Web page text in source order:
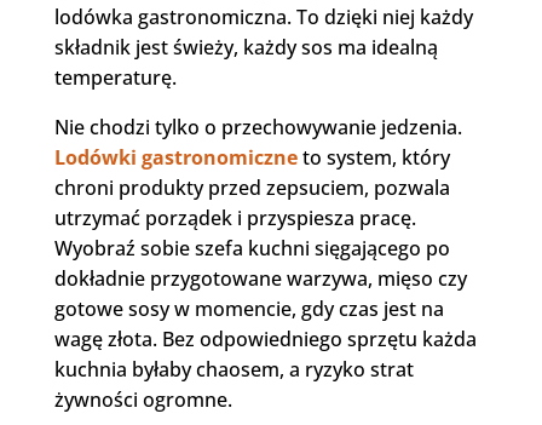
lodówka gastronomiczna. To dzięki niej każdy
składnik jest świeży, każdy sos ma idealną
temperaturę.
Nie chodzi tylko o przechowywanie jedzenia.
Lodówki gastronomiczneto system, który
chroni produkty przed zepsuciem, pozwala
utrzymać porządek i przyspiesza pracę.
Wyobraź sobie szefa kuchni sięgającego po
dokładnie przygotowane warzywa, mięso czy
gotowe sosy w momencie, gdy czas jest na
wagę złota. Bez odpowiedniego sprzętu każda
kuchnia byłaby chaosem, a ryzyko strat
żywności ogromne.